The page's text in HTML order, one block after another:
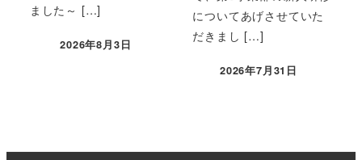
ました～ […]
2026年8月3日
についてあげさせていた
だきまし […]
2026年7月31日